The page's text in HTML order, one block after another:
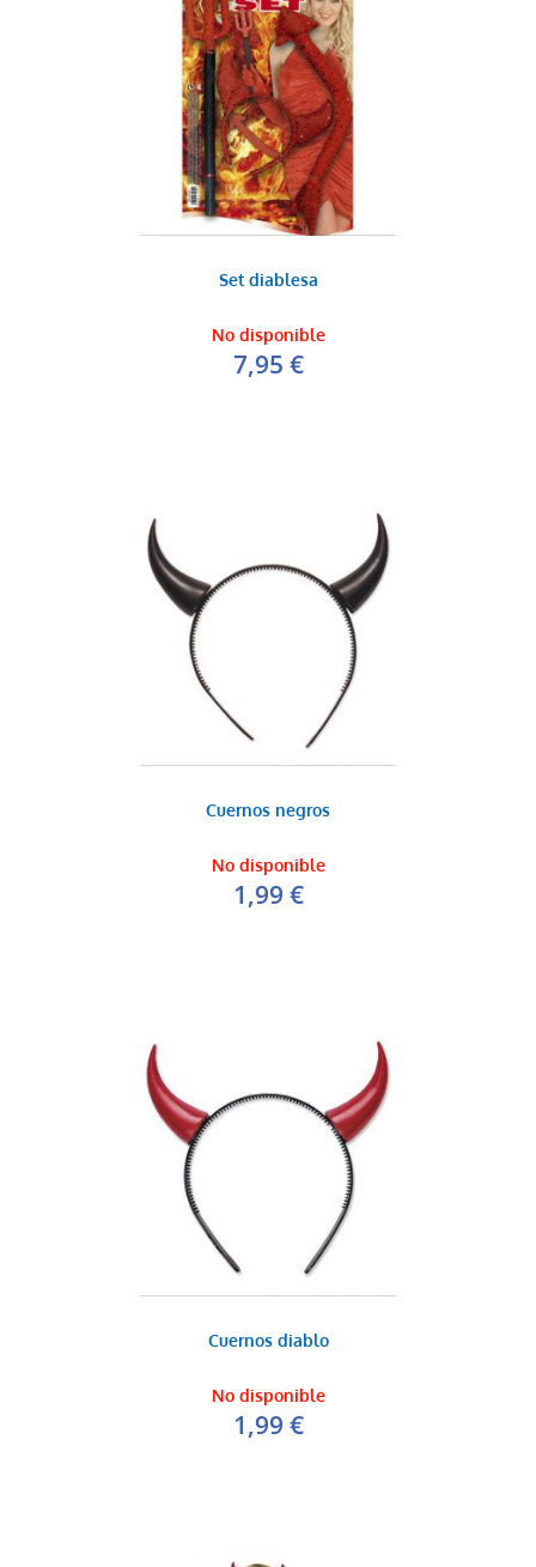
Set diablesa
No disponible
7,95 €
Cuernos negros
No disponible
1,99 €
Cuernos diablo
No disponible
1,99 €